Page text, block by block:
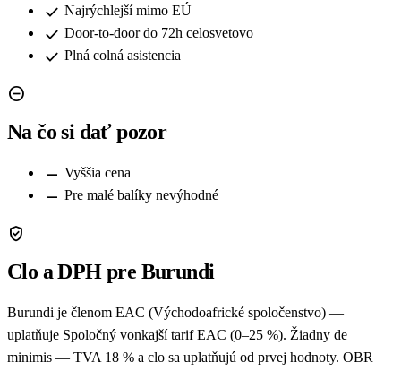
check Najrýchlejší mimo EÚ
check Door-to-door do 72h celosvetovo
check Plná colná asistencia
remove_circle
Na čo si dať pozor
remove Vyššia cena
remove Pre malé balíky nevýhodné
verified_user
Clo a DPH pre Burundi
Burundi je členom EAC (Východoafrické spoločenstvo) —
uplatňuje Spoločný vonkajší tarif EAC (0–25 %). Žiadny de
minimis — TVA 18 % a clo sa uplatňujú od prvej hodnoty. OBR